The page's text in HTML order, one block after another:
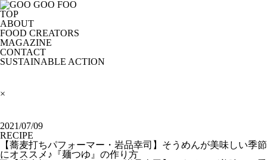
TOP
ABOUT
FOOD CREATORS
MAGAZINE
CONTACT
SUSTAINABLE ACTION
×
2021/07/09
RECIPE
【蕎麦打ちパフォーマー・岩品幸司】そうめんが美味しい季節
にオススメ♪『麺つゆ』の作り方